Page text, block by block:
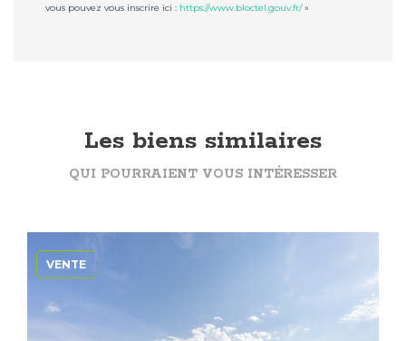
vous pouvez vous inscrire ici : https://www.bloctel.gouv.fr/»
Les biens similaires
QUI POURRAIENT VOUS INTÉRESSER
VENTE